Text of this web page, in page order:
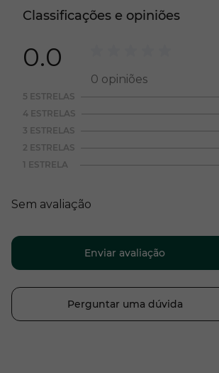
Classificações e opiniões
0.0
0 opiniões
5 ESTRELAS
4 ESTRELAS
3 ESTRELAS
2 ESTRELAS
1 ESTRELA
Sem avaliação
Enviar avaliação
Perguntar uma dúvida